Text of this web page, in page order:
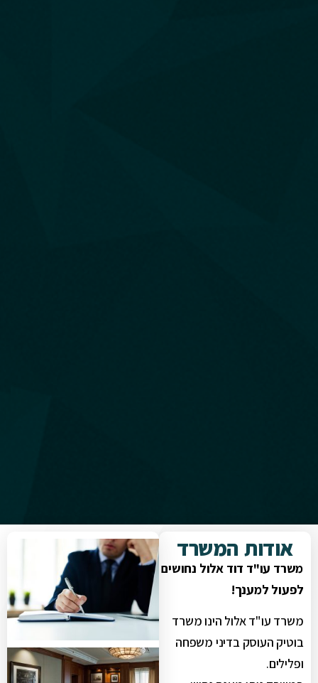
אודות המשרד
משרד עו"ד דוד אלול נחושים
לפעול למענך!
משרד עו"ד אלול הינו משרד
בוטיק העוסק בדיני משפחה
ופלילים.